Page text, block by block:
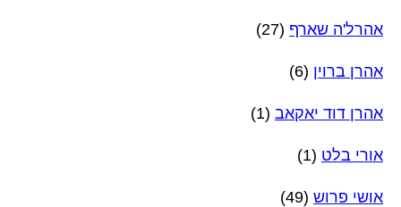
אהרל'ה שארף (27)
אהרן ברוין (6)
אהרן דוד יאקאב (1)
אורי בלט (1)
אושי פרוש (49)